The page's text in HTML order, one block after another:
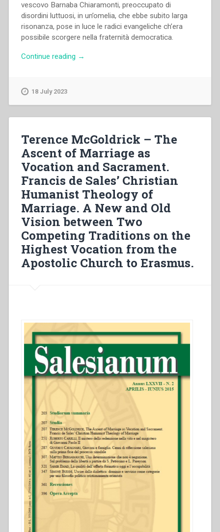
vescovo Barnaba Chiaramonti, preoccupato di
disordini luttuosi, in un’omelia, che ebbe subito larga
risonanza, pose in luce le radici evangeliche ch’era
possibile scorgere nella fraternità democratica.
Continue reading “Pietro
→
18 July 2023
Terence McGoldrick – The
Ascent of Marriage as
Vocation and Sacrament.
Francis de Sales’ Christian
Humanist Theology of
Marriage. A New and Old
Vision between Two
Competing Traditions on the
Highest Vocation from the
Apostolic Church to Erasmus.